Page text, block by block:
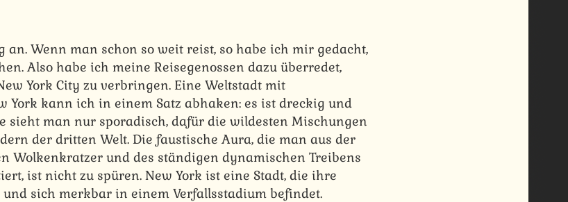
Wenn man schon so weit reist, so habe ich mir gedacht,
Also habe ich meine Reisegenossen dazu überredet,
York City zu verbringen. Eine Weltstadt mit
York kann ich in einem Satz abhaken: es ist dreckig und
sieht man nur sporadisch, dafür die wildesten Mischungen
der dritten Welt. Die faustische Aura, die man aus der
Wolkenkratzer und des ständigen dynamischen Treibens
ist nicht zu spüren. New York ist eine Stadt, die ihre
sich merkbar in einem Verfallsstadium befindet.